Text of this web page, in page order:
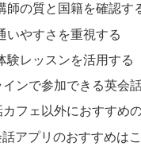
師の質と国籍を確認す
いやすさを重視する
験レッスンを活用する
インで参加できる英会
フェ以外におすすめ
アプリのおすすめは